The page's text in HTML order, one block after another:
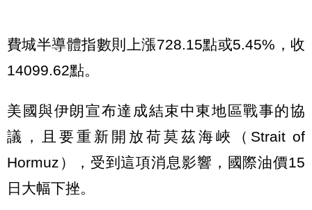
費城半導體指數則上漲728.15點或5.45%，收
14099.62點。
美國與伊朗宣布達成結束中東地區戰事的協
議，且要重新開放荷莫茲海峽（Strait of
Hormuz），受到這項消息影響，國際油價15
日大幅下挫。